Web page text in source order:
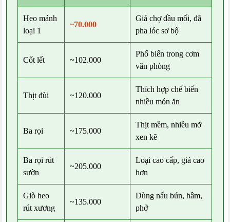
Heo mảnh
loại 1
~70.000
Giá chợ đầu mối, đã
pha lóc sơ bộ
Cốt lết ~102.000
Phổ biến trong cơm
văn phòng
Thịt đùi ~120.000
Thích hợp chế biến
nhiều món ăn
Ba rọi ~175.000
Thịt mềm, nhiều mỡ
xen kẽ
Ba rọi rút
sườn
~205.000
Loại cao cấp, giá cao
hơn
Giò heo
rút xương
~135.000
Dùng nấu bún, hầm,
phở